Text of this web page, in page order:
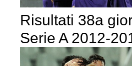
Risultati 38a
Serie A 2012-